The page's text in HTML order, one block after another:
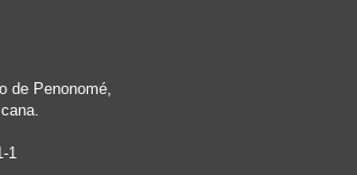
de Penonomé,
1